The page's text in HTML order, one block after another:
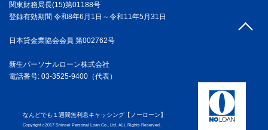
関東財務局長(15)第01188号
登録有効期間 令和8年6月1日～令和11年5月31日
日本貸金業協会会員 第002762号
新生パーソナルローン株式会社
電話番号: 03-3525-9400（代表）
なんどでも１週間無利息キャッシング【ノーローン】
Copyright c2017 Shinsei Personal Loan Co., Ltd. ALL Rights Reserved.